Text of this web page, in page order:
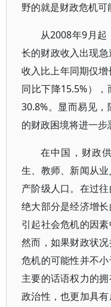
野的就是财政危机可
从2008年9月
长的财政收入出现
收入比上年同期仅
同比下降15.5%）
30.8%。显而易见
的财政困境将进一步
在中国，财政
生、教师、新闻从
产阶级人口。在过
绝大部分是经济增
引起社会危机的因素
然而，如果财政状
危机的可能性并不
主要的话语权力的
政治性，也更加具